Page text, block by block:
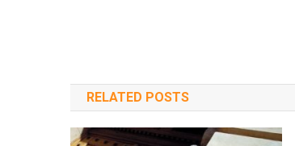
RELATED POSTS